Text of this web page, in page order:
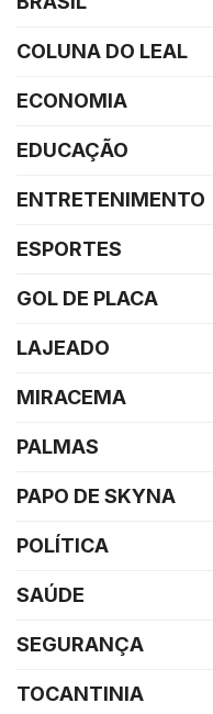
COLUNA DO LEAL
ECONOMIA
EDUCAÇÃO
ENTRETENIMENTO
ESPORTES
GOL DE PLACA
LAJEADO
MIRACEMA
PALMAS
PAPO DE SKYNA
POLÍTICA
SAÚDE
SEGURANÇA
TOCANTINIA